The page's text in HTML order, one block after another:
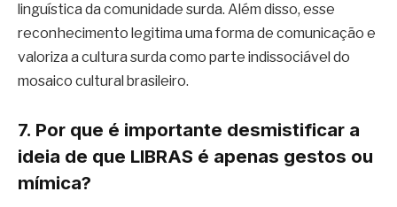
linguística da comunidade surda. Além disso, esse
reconhecimento legitima uma forma de comunicação e
valoriza a cultura surda como parte indissociável do
mosaico cultural brasileiro.
7. Por que é importante desmistificar a
ideia de que LIBRAS é apenas gestos ou
mímica?